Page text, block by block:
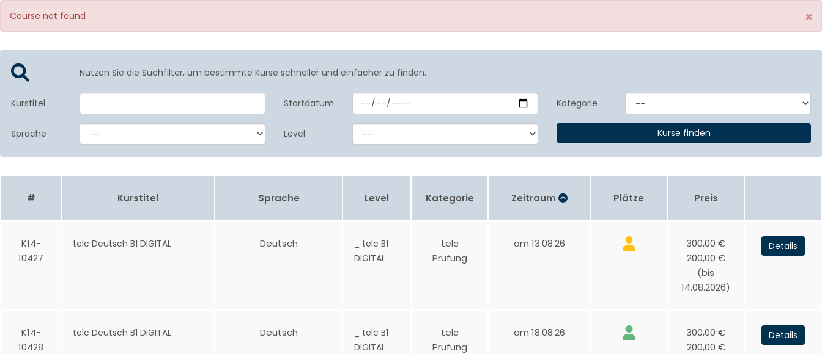
×
Course not found
Nutzen Sie die Suchfilter, um bestimmte Kurse schneller und einfacher zu finden.
Kurstitel Startdatum Kategorie
Sprache Level
# Kurstitel Sprache Level Kategorie Zeitraum Plätze Preis
K14-
10427
telc Deutsch B1 DIGITAL Deutsch
_ telc B1
DIGITAL
telc
Prüfung
am 13.08.26
300,00 €
200,00 €
(bis
14.08.2026)
Details
K14-
10428
telc Deutsch B1 DIGITAL Deutsch
_ telc B1
DIGITAL
telc
Prüfung
am 18.08.26
300,00 €
200,00 €
Details